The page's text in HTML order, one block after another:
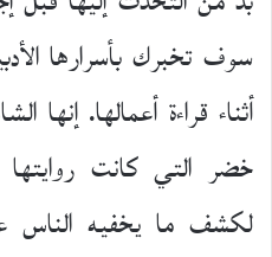
سوف تخبرك بأسرارها
أثناء قراءة أعمالها. إنها
خضر التي كانت
لكشف ما يخفيه الناس